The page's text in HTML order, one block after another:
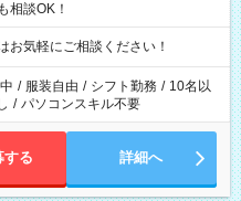
相談OK！
気軽にご相談ください！
/ 服装自由 / シフト勤務 / 10名以
/ パソコンスキル不要
する 詳細へ